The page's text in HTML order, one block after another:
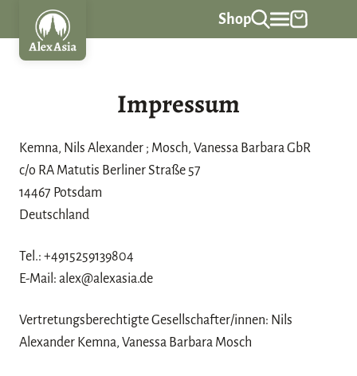
Shop
Impressum
Kemna, Nils Alexander ; Mosch, Vanessa Barbara GbR
c/o RA Matutis Berliner Straße 57
14467 Potsdam
Deutschland
Tel.: +4915259139804
E-Mail: alex@alexasia.de
Vertretungsberechtigte Gesellschafter/innen: Nils
Alexander Kemna, Vanessa Barbara Mosch